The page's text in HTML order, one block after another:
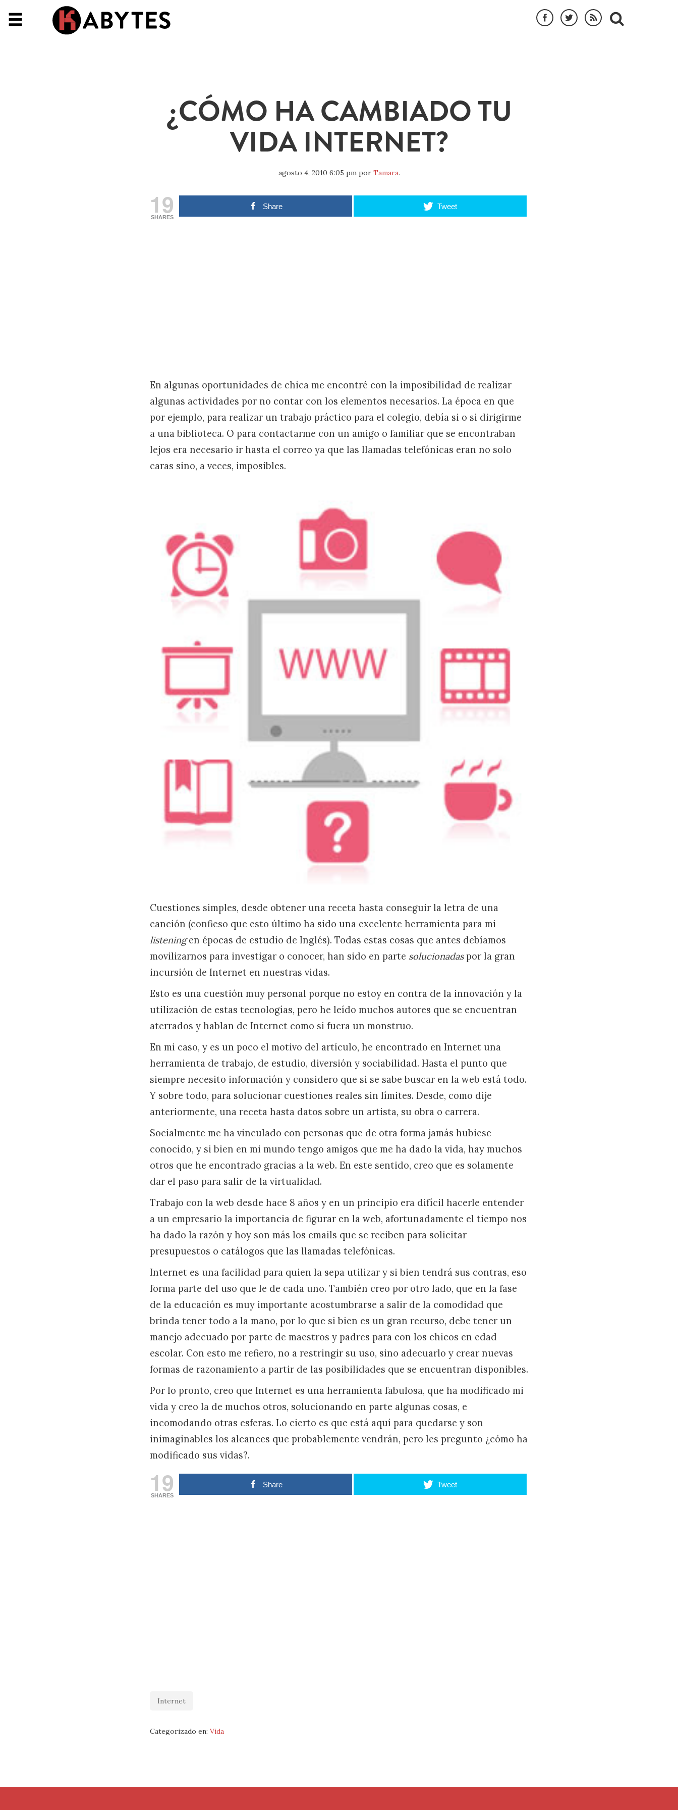
¿CÓMO HA CAMBIADO TU
VIDA INTERNET?
agosto 4, 2010 6:05 pmpor Tamara.
19
SHARES
Share Tweet
En algunas oportunidades de chica me encontré con la imposibilidad de realizar
algunas actividades por no contar con los elementos necesarios. La época en que
por ejemplo, para realizar un trabajo práctico para el colegio, debía si o si dirigirme
a una biblioteca. O para contactarme con un amigo o familiar que se encontraban
lejos era necesario ir hasta el correo ya que las llamadas telefónicas eran no solo
caras sino, a veces, imposibles.
Cuestiones simples, desde obtener una receta hasta conseguir la letra de una
canción (confieso que esto último ha sido una excelente herramienta para mi
listeningen épocas de estudio de Inglés). Todas estas cosas que antes debíamos
movilizarnos para investigar o conocer, han sido en parte solucionadaspor la gran
incursión de Internet en nuestras vidas.
Esto es una cuestión muy personal porque no estoy en contra de la innovación y la
utilización de estas tecnologías, pero he leído muchos autores que se encuentran
aterrados y hablan de Internet como si fuera un monstruo.
En mi caso, y es un poco el motivo del artículo, he encontrado en Internet una
herramienta de trabajo, de estudio, diversión y sociabilidad. Hasta el punto que
siempre necesito información y considero que si se sabe buscar en la web está todo.
Y sobre todo, para solucionar cuestiones reales sin límites. Desde, como dije
anteriormente, una receta hasta datos sobre un artista, su obra o carrera.
Socialmente me ha vinculado con personas que de otra forma jamás hubiese
conocido, y si bien en mi mundo tengo amigos que me ha dado la vida, hay muchos
otros que he encontrado gracias a la web. En este sentido, creo que es solamente
dar el paso para salir de la virtualidad.
Trabajo con la web desde hace 8 años y en un principio era difícil hacerle entender
a un empresario la importancia de figurar en la web, afortunadamente el tiempo nos
ha dado la razón y hoy son más los emails que se reciben para solicitar
presupuestos o catálogos que las llamadas telefónicas.
Internet es una facilidad para quien la sepa utilizar y si bien tendrá sus contras, eso
forma parte del uso que le de cada uno. También creo por otro lado, que en la fase
de la educación es muy importante acostumbrarse a salir de la comodidad que
brinda tener todo a la mano, por lo que si bien es un gran recurso, debe tener un
manejo adecuado por parte de maestros y padres para con los chicos en edad
escolar. Con esto me refiero, no a restringir su uso, sino adecuarlo y crear nuevas
formas de razonamiento a partir de las posibilidades que se encuentran disponibles.
Por lo pronto, creo que Internet es una herramienta fabulosa, que ha modificado mi
vida y creo la de muchos otros, solucionando en parte algunas cosas, e
incomodando otras esferas. Lo cierto es que está aquí para quedarse y son
inimaginables los alcances que probablemente vendrán, pero les pregunto ¿cómo ha
modificado sus vidas?.
19
SHARES
Share Tweet
Internet
Categorizado en: Vida